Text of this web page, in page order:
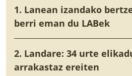
1. Lanean izandako
berri eman du LABek
2. Landare: 34 urte
arrakastaz ereiten